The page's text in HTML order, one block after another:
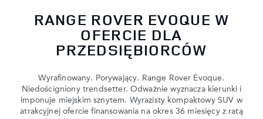
RANGE ROVER EVOQUE W
OFERCIE DLA
PRZEDSIĘBIORCÓW
Wyrafinowany. Porywający. Range Rover Evoque.
Niedościgniony trendsetter. Odważnie wyznacza kierunki i
imponuje miejskim sznytem. Wyrazisty kompaktowy SUV w
atrakcyjnej ofercie finansowania na okres 36 miesięcy z ratą